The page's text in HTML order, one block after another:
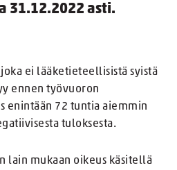
31.12.2022 asti.
ei lääketieteellisistä syistä
ennen työvuoron
enintään 72 tuntia aiemmin
tuloksesta.
lain mukaan oikeus käsitellä